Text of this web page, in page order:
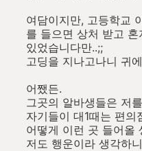
여담이지만, 고등학교
를 들으면 상처 받고
있었습니다만..;;
고딩을 지나고나니 귀
어쨌든.
그곳의 알바생들은 저
자기들이 대1때는 편
어떻게 이런 곳 들어올
저도 행운이라 생각하